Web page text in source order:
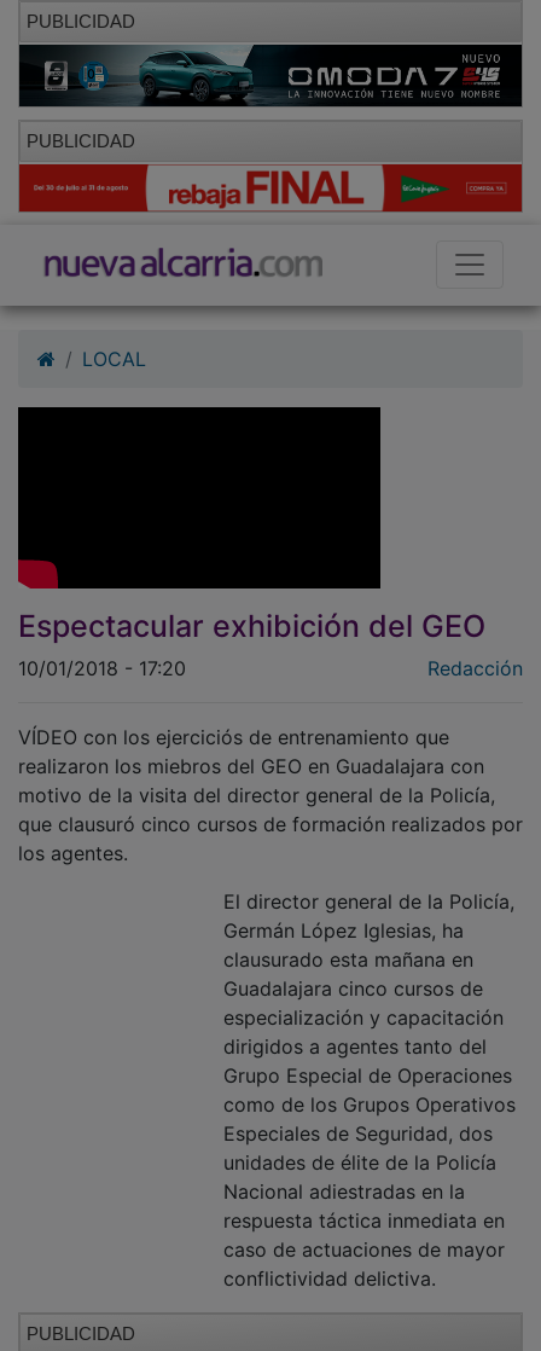
PUBLICIDAD
PUBLICIDAD
Espectacular exhibición del GEO
10/01/2018 - 17:20
VÍDEO con los ejerciciós de entrenamiento que
realizaron los miebros del GEO en Guadalajara con
motivo de la visita del director general de la Policía,
que clausuró cinco cursos de formación realizados por
los agentes.
Germán López Iglesias, ha
clausurado esta mañana en
Guadalajara cinco cursos de
especialización y capacitación
dirigidos a agentes tanto del
Grupo Especial de Operaciones
como de los Grupos Operativos
Especiales de Seguridad, dos
unidades de élite de la Policía
Nacional adiestradas en la
respuesta táctica inmediata en
caso de actuaciones de mayor
conflictividad delictiva.